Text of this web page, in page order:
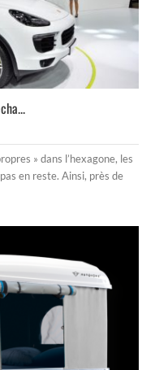
» dans l’hexagone, les
en reste. Ainsi, près de